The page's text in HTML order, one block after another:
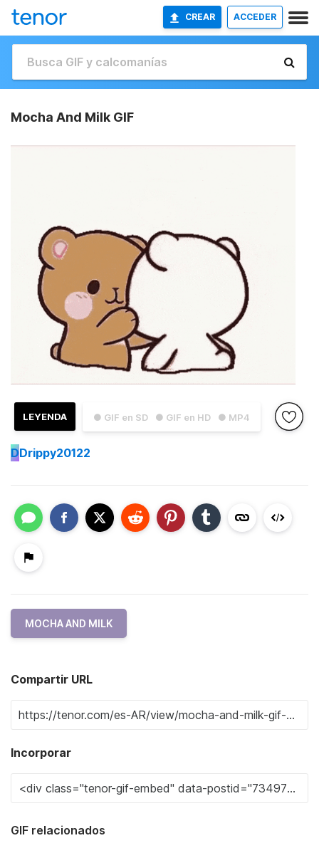
CREAR ACCEDER
Mocha And Milk GIF
● GIF en SD ● GIF en HD ● MP4
LEYENDA
DDrippy20122
MOCHA AND MILK
Compartir URL
Incorporar
GIF relacionados